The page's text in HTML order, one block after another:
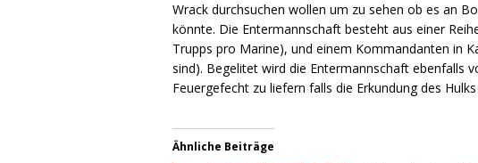
Wrack durchsuchen wollen um zu sehen ob es an
könnte. Die Entermannschaft besteht aus einer
Trupps pro Marine), und einem Kommandanten in
sind). Begelitet wird die Entermannschaft ebenfalls
Feuergefecht zu liefern falls die Erkundung des
Ähnliche Beiträge